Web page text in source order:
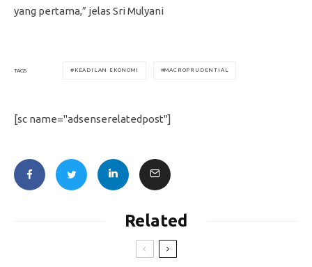
yang pertama,” jelas Sri Mulyani
TAGS KEADILAN EKONOMI MACROPRUDENTIAL
[sc name="adsenserelatedpost"]
Related